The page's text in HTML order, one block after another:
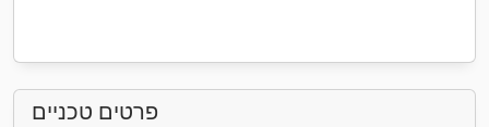
פרטים טכניים